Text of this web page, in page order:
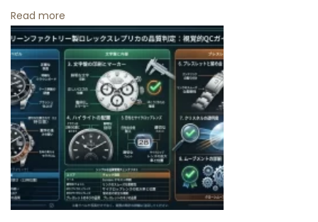
ト
ナ
1
1
6
5
0
3
コ
ン
ビ
Read more